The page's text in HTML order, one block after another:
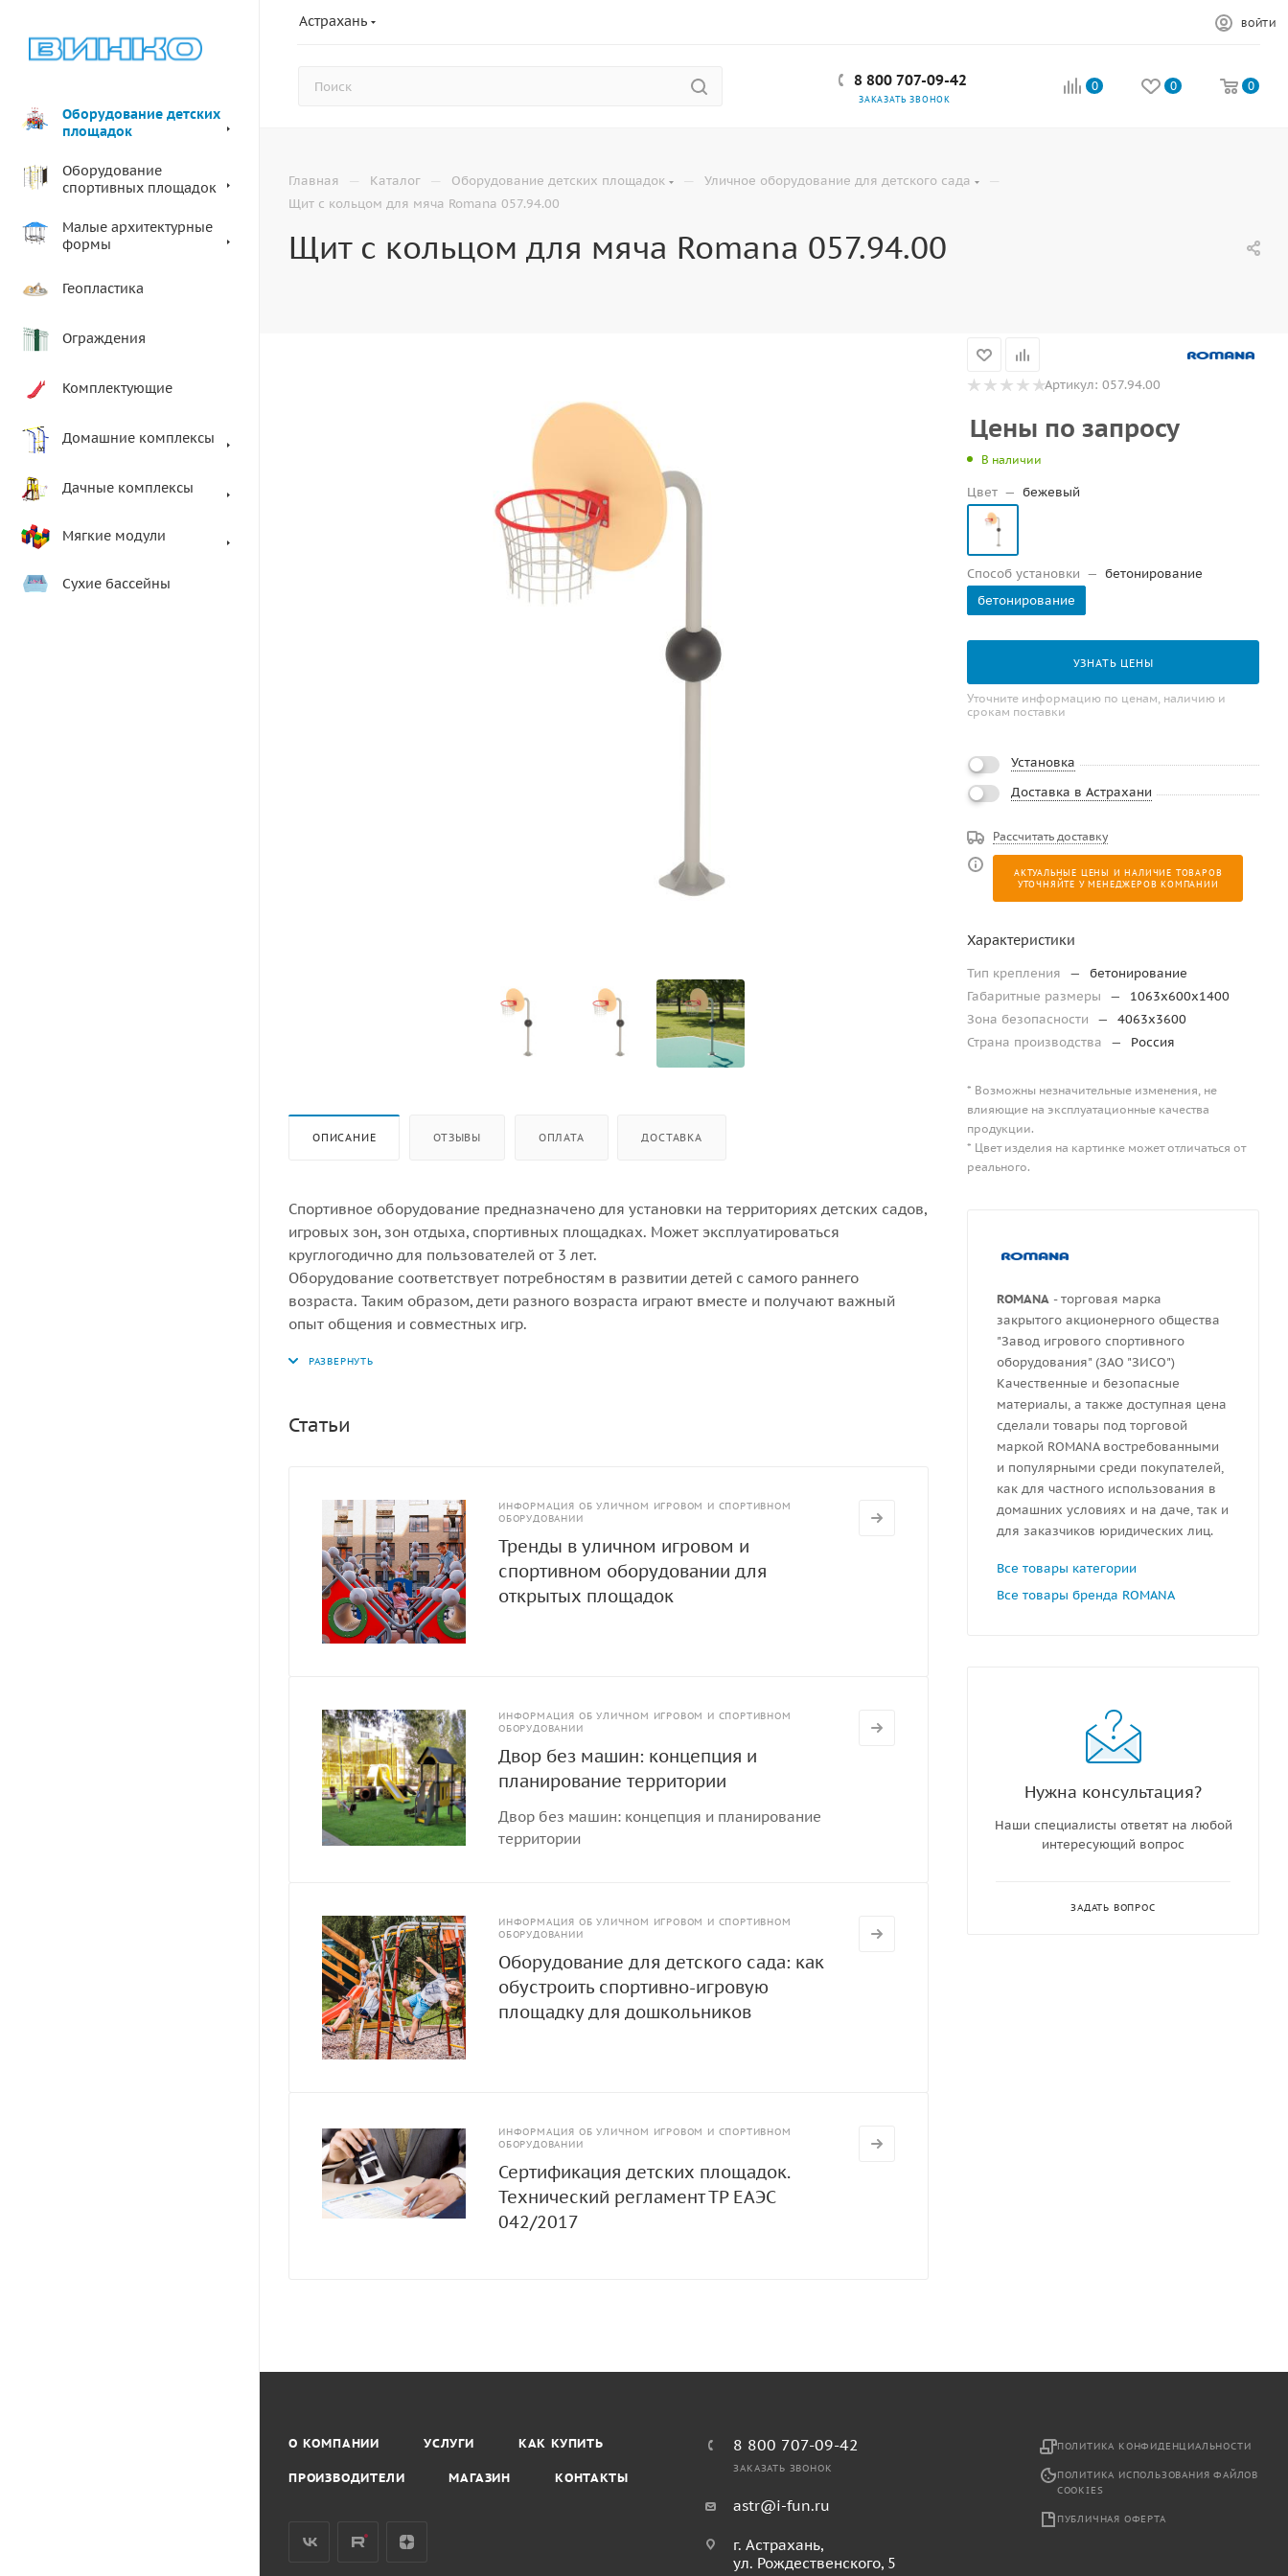
Астрахань ВОЙТИ
8 800 707-09-42
ЗАКАЗАТЬ ЗВОНОК
0 0 0
Оборудование детских
площадок
Оборудование
спортивных площадок
Малые архитектурные
формы
Геопластика
Ограждения
Комплектующие
Домашние комплексы
Дачные комплексы
Мягкие модули
Сухие бассейны
Главная — Каталог — Оборудование детских площадок — Уличное оборудование для детского сада —
Щит с кольцом для мяча Romana 057.94.00
Щит с кольцом для мяча Romana 057.94.00
ОПИСАНИЕ ОТЗЫВЫ ОПЛАТА ДОСТАВКА
Спортивное оборудование предназначено для установки на территориях детских садов,
игровых зон, зон отдыха, спортивных площадках. Может эксплуатироваться
круглогодично для пользователей от 3 лет.
Оборудование соответствует потребностям в развитии детей с самого раннего
возраста. Таким образом, дети разного возраста играют вместе и получают важный
опыт общения и совместных игр.
Статьи
ИНФОРМАЦИЯ ОБ УЛИЧНОМ ИГРОВОМ И СПОРТИВНОМ
ОБОРУДОВАНИИ
Тренды в уличном игровом и
спортивном оборудовании для
открытых площадок
ИНФОРМАЦИЯ ОБ УЛИЧНОМ ИГРОВОМ И СПОРТИВНОМ
ОБОРУДОВАНИИ
Двор без машин: концепция и
планирование территории
Двор без машин: концепция и планирование
территории
ИНФОРМАЦИЯ ОБ УЛИЧНОМ ИГРОВОМ И СПОРТИВНОМ
ОБОРУДОВАНИИ
Оборудование для детского сада: как
обустроить спортивно-игровую
площадку для дошкольников
ИНФОРМАЦИЯ ОБ УЛИЧНОМ ИГРОВОМ И СПОРТИВНОМ
ОБОРУДОВАНИИ
Сертификация детских площадок.
Технический регламент ТР ЕАЭС
042/2017
Артикул: 057.94.00
Цены по запросу
В наличии
Цвет — бежевый
Способ установки — бетонирование
бетонирование
УЗНАТЬ ЦЕНЫ
Уточните информацию по ценам, наличию и
срокам поставки
Установка
Доставка в Астрахани
Рассчитать доставку
АКТУАЛЬНЫЕ ЦЕНЫ И НАЛИЧИЕ ТОВАРОВ
УТОЧНЯЙТЕ У МЕНЕДЖЕРОВ КОМПАНИИ
Характеристики
Тип крепления —
бетонирование
Габаритные размеры
—
1063x600x1400
Зона безопасности
—
4063х3600
Страна производства
— Россия
* Возможны незначительные изменения, не
влияющие на эксплуатационные качества
продукции.
* Цвет изделия на картинке может отличаться от
реального.
ROMANA - торговая марка
закрытого акционерного общества
"Завод игрового спортивного
оборудования" (ЗАО "ЗИСО")
Качественные и безопасные
материалы, а также доступная цена
сделали товары под торговой
маркой ROMANA востребованными
и популярными среди покупателей,
как для частного использования в
домашних условиях и на даче, так и
для заказчиков юридических лиц.
Все товары категории
Все товары бренда ROMANA
Нужна консультация?
Наши специалисты ответят на любой
интересующий вопрос
ЗАДАТЬ ВОПРОС
О КОМПАНИИ УСЛУГИ КАК КУПИТЬ
ПРОИЗВОДИТЕЛИ МАГАЗИН КОНТАКТЫ
8 800 707-09-42
ЗАКАЗАТЬ ЗВОНОК
astr@i-fun.ru
г. Астрахань,
ул. Рождественского, 5
ПОЛИТИКА КОНФИДЕНЦИАЛЬНОСТИ
ПОЛИТИКА ИСПОЛЬЗОВАНИЯ ФАЙЛОВ
COOKIES
ПУБЛИЧНАЯ ОФЕРТА